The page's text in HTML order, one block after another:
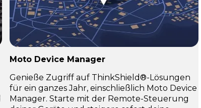
Moto Device Manager
Genieße Zugriff auf ThinkShield®-Lösungen
für ein ganzes Jahr, einschließlich Moto Device
Manager. Starte mit der Remote-Steuerung